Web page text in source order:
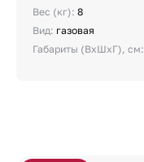
Вес (кг): 8
Вид: газовая
Габариты (ВхШхГ), см: